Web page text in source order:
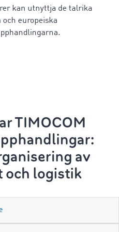
kan utnyttja de talrika
europeiska
TIMOCOM
av
och logistik